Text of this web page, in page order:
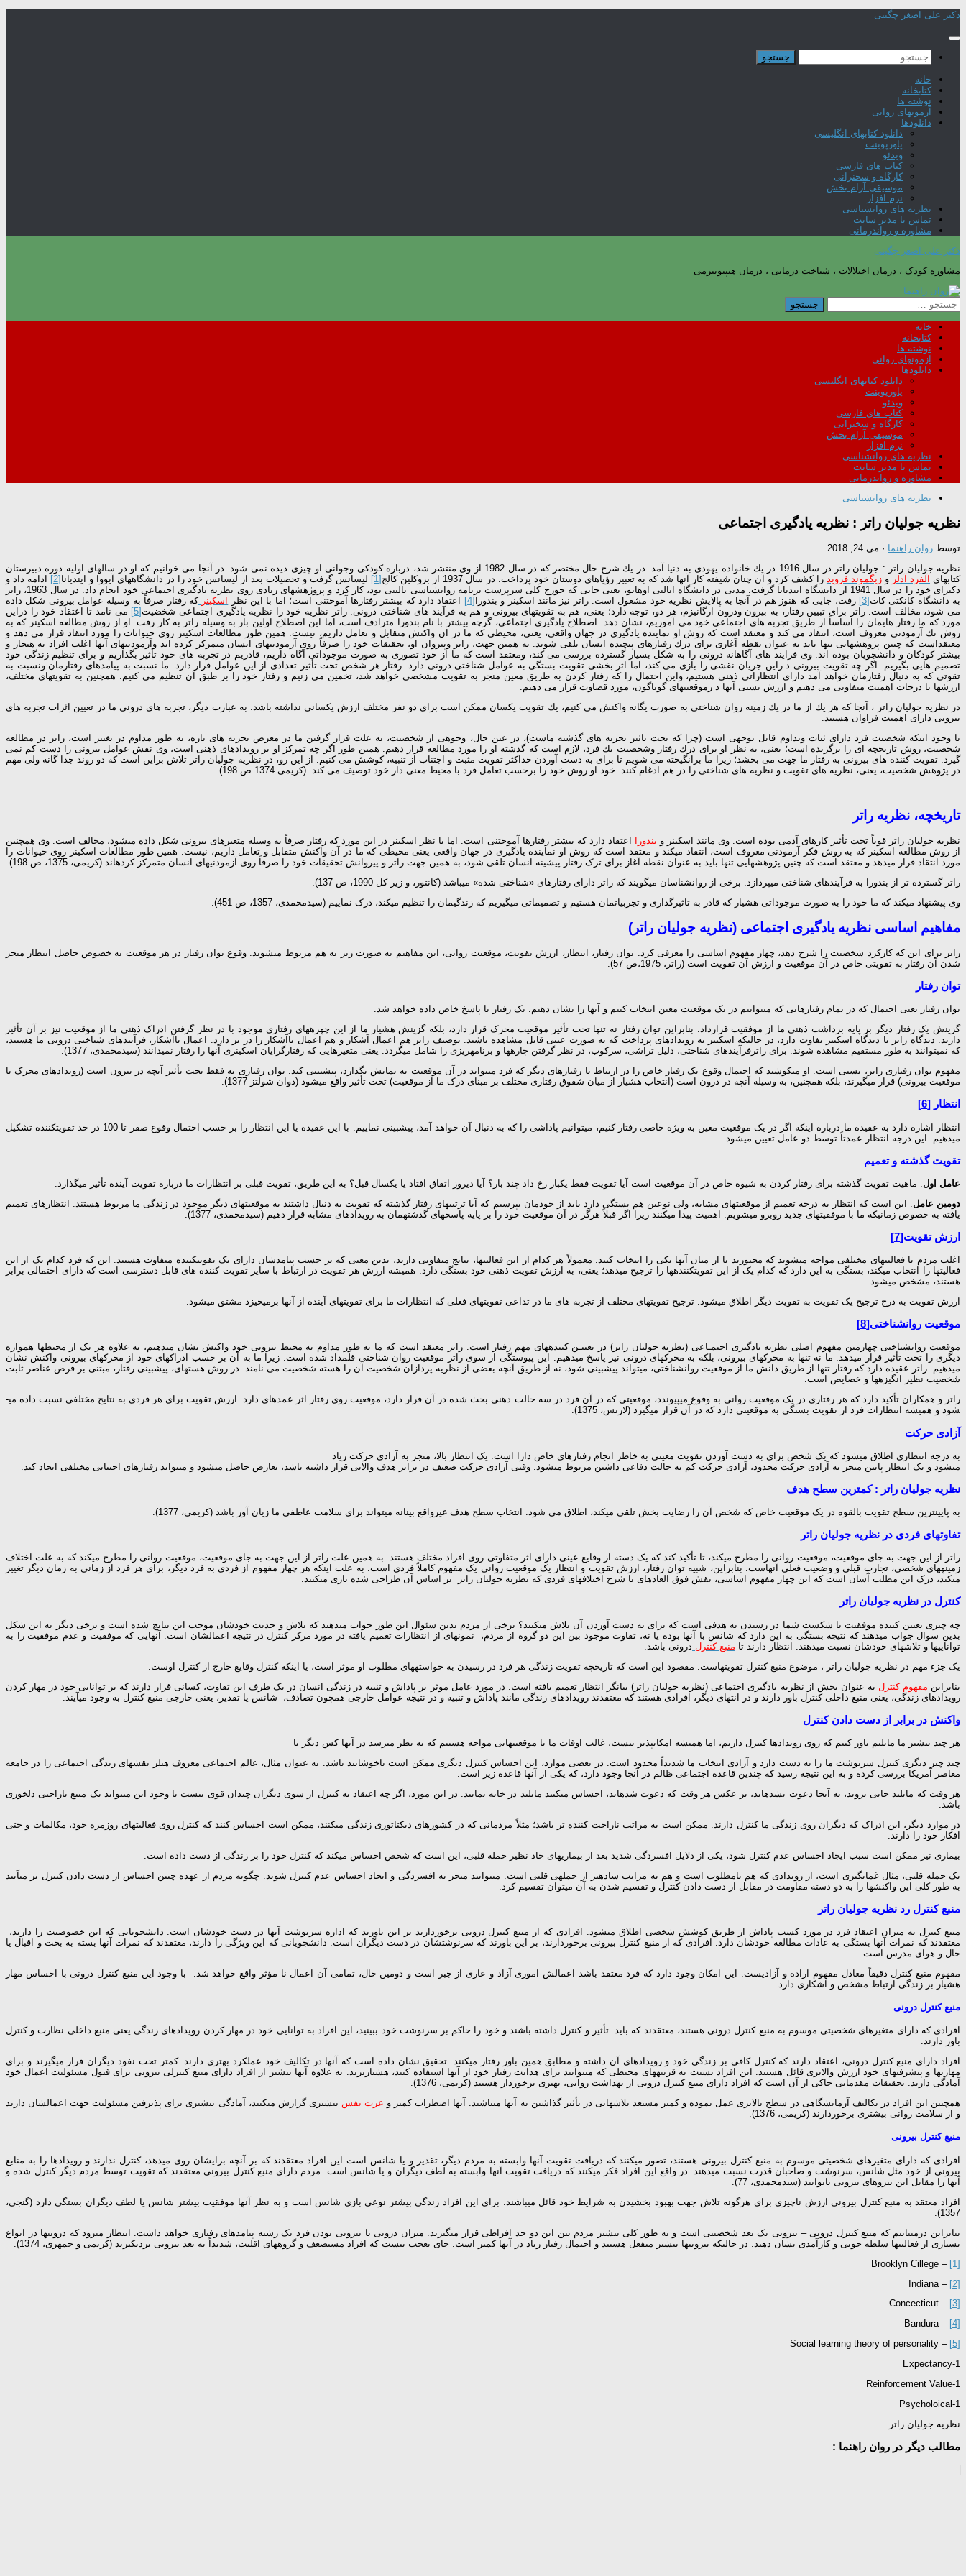
Skip
content
دکتر علی اصغر چگینی
جستجو
برای:
خانه
کتابخانه
نوشته ها
آزمونهای روانی
دانلودها
دانلود کتابهای انگلیسی
پاورپوینت
ویدئو
کتاب های فارسی
کارگاه و سخنرانی
موسیقی آرام بخش
نرم افزار
نظریه های روانشناسی
تماس با مدیر سایت
مشاوره و رواندرمانی
دکتر علی اصغر چگینی
مشاوره کودک ، درمان اختلالات ، شناخت درمانی ، درمان هیپنوتیزمی
جستجو
برای:
خانه
کتابخانه
نوشته ها
آزمونهای روانی
دانلودها
دانلود کتابهای انگلیسی
پاورپوینت
ویدئو
کتاب های فارسی
کارگاه و سخنرانی
موسیقی آرام بخش
نرم افزار
نظریه های روانشناسی
تماس با مدیر سایت
مشاوره و رواندرمانی
نظریه های روانشناسی
نظریه جولیان راتر : نظریه یادگیری اجتماعی
توسط روان راهنما · می 24, 2018
نظریه جولیان راتر : جولیان راتر در سال 1916 در یك خانواده یهودی به دنیا آمد. در یك شرح حال مختصر كه در سال 1982 از وی منتشر شد، درباره كودكی وجوانی او چیزی دیده نمی شود. در آنجا می خوانیم كه او در سالهای اولیه دوره دبیرستان
كتابهای
آلفرد آدلر وزیگموند فروید را كشف كرد و آن چنان شیفته كار آنها شد كه به تعبیر رؤیاهای دوستان خود پرداخت. در سال 1937 از بروكلین كالج [1] لیسانس گرفت و تحصیلات بعد از لیسانس خود را در دانشگاههای آیووا و ایندیانا [2]
ادامه داد و
دكترای خود را در سال 1941 از دانشگاه ایندیانا گرفت. مدتی در دانشگاه ایالتی اوهایو، یعنی جایی كه جورج كلی سرپرست برنامه روانشناسی بالینی بود، كار كرد و پروژهشهای زیادی روی نظریه یادگیری اجتماعی خود انجام داد. در سال 1963، راتر
به دانشگاه كانكتی كات[3] رفت، جایی كه هنوز هم در آنجا به پالایش نظریه خود مشغول است. راتر نیز مانند اسكینر و بندورا [4] اعتقاد دارد كه بیشتر رفتارها آموختنی است؛ اما با این نظر اسكینر كه رفتار صرفاً به وسیله عوامل بیرونی شكل داده
می شود، مخالف است. راتر برای تبیین رفتار، به بیرون ودرون ارگانیزم، هر دو، توجه دارد؛ یعنی، هم به تقویتهای بیرونی و هم به فرآیند های شناختی درونی. راتر نظریه خود را نظریه یادگیری اجتماعی شخضیت[5]
می نامد تا اعتقاد خود را دراین
مورد كه ما رفتار هایمان را اساساً از طریق تجربه های اجتماعی خود می آموزیم، نشان دهد. اصطلاح یادگیری اجتماعی، گرچه بیشتر با نام بندورا مترادف است، اما این اصطلاح اولین بار به وسیله راتر به كار رفت. او از روش مطالعه اسكینر كه به
روش تك آزمودنی معروف است، انتقاد می كند و معتقد است كه روش او نماینده یادگیری در جهان واقعی، یعنی، محیطی كه ما در ان واكنش متقابل و تعامل داریم، نیست. همین طور مطالعات اسكینر روی حیوانات را مورد انتقاد قرار می دهد و
معتقداست كه چنین پژوهشهایی تنها باید به عنوان نقطه آغازی برای درك رفتارهای پیچیده انسان تلقی شوند. به همین جهت، راتر وپیروان او، تحقیقات خود را صرفاً روی آزمودنیهای انسان متمركز كرده اند وآزمودنیهای آنها اغلب افراد به هنجار و
بیشتر كودكان و دانشجویان بوده اند. وی فرایند های آگاهانه درونی را به شكل بسیار گسترده بررسی می كند، ومعتقد است كه ما از خود تصوری به صورت موجوداتی آگاه داریم، قادریم در تجربه های خود تأثیر بگذاریم و برای تنظیم زندگی خود
تصمیم هایی بگیریم. اگر چه تقویت بیرونی د راین جریان نقشی را بازی می كند، اما اثر بخشی تقویت بستگی به عوامل شناختی درونی دارد. رفتار هر شخص تحت تأثیر تعدادی از این عوامل قرار دارد. ما نسبت به پیامدهای رفتارمان ونسبت به
تقوتی كه به دنبال رفتارمان خواهد آمد دارای انتظاراتی ذهنی هستیم، واین احتمال را كه رفتار كردن به طریق معین منجر به تقویت مشخصی خواهد شد، تخمین می زنیم و رفتار خود را بر طبق آن تنظیم می كنیم. همچنین به تقویتهای مختلف،
ارزشها یا درجات اهمیت متفاوتی می دهیم و ارزش نسبی آنها د رموقعیتهای گوناگون، مورد قضاوت قرار می دهیم.
در نظریه جولیان راتر ، آنجا كه هر یك از ما در یك زمینه روان شناختی به صورت یگانه واكنش می كنیم، یك تقویت یكسان ممكن است برای دو نفر مختلف ارزش یكسانی نداشته باشد. به عبارت دیگر، تجربه های درونی ما در تعیین اثرات تجربه های
بیرونی دارای اهمیت فراوان هستند.
با وجود اینكه شخصیت فرد دارای ثبات وتداوم قابل توجهی است (چرا كه تحت تاثیر تجربه های گذشته ماست)، در عین حال، وجوهی از شخصیت، به علت قرار گرفتن ما در معرض تجربه های تازه، به طور مداوم در تغییر است، راتر در مطالعه
شخصیت، روش تاریخچه ای را برگزیده است؛ یعنی، به نظر او برای درك رفتار وشخصیت یك فرد، لازم است كه گذشته او را مورد مطالعه قرار دهیم. همین طور اگر چه تمركز او بر رویدادهای ذهنی است، وی نقش عوامل بیرونی را دست كم نمی
گیرد. تقویت كننده های بیرونی به رفتار ما جهت می بخشد؛ زیرا ما برانگیخته می شویم تا برای به دست آوردن حداكثر تقویت مثبت و اجتناب از تنبیه، كوشش می كنیم. از این رو، در نظریه جولیان راتر تلاش براین است كه دو روند جدا گانه ولی مهم
در پژوهش شخصیت، یعنی، نظریه های تقویت و نظریه های شناختی را در هم ادغام كنند. خود او روش خود را برحسب تعامل فرد با محیط معنی دار خود توصیف می كند. (كریمی 1374 ص 198)
تاریخچه، نظریه راتر
نظریه جولیان راتر قویاً تحت تأثیر کارهای آدمی بوده است. وی مانند اسکینر و بندورا
اعتقاد دارد که بیشتر رفتارها آموختنی است. اما با نظر اسکینر در این مورد که رفتار صرفاً به وسیله متغیرهای بیرونی شکل داده می­شود، مخالف است. وی همچنین
از روش مطالعه اسکینر که به روش فکر آزمودنی معروف است، انتقاد می­کند و معتقد است که روش او نماینده یادگیری در جهان واقعی یعنی محیطی که ما در آن واکنش متقابل و تعامل داریم، نیست. همین طور مطالعات اسکینر روی حیوانات را
مورد انتقاد قرار می­دهد و معتقد است که چنین پژوهش­هایی تنها باید به عنوان نقطه آغاز برای ترک رفتار پیشینه انسان تلقی شود، به همین جهت راتر و پیروانش تحقیقات خود را صرفاً روی آزمودنی­های انسان متمرکز کرد­ه­اند (کریمی، 1375، ص 198).
راتر گسترده­ تر از بندورا به فرآیندهای شناختی می­پردازد. برخی از روانشناسان می­گویند که راتر دارای رفتارهای «شناختی­ شده» می­باشد (کانتور، و زیر کل 1990، ص 137).
وی پیشنهاد می­کند که ما خود را به صورت موجوداتی هشیار که قادر به تاثیرگذاری و تجربیات­مان هستیم و تصمیماتی می­گیریم که زندگی­مان را تنظیم می­کند، درک ­نماییم (سیدمحمدی، 1357، ص 451).
مفاهیم اساسی نظریه یادگیری اجتماعی (نظریه جولیان راتر)
راتر برای این که کارکرد شخصیت را شرح دهد، چهار مفهوم اساسی را معرفی کرد. توان رفتار، انتظار، ارزش تقویت، موقعیت روانی، این مفاهیم به صورت زیر به هم مربوط می­شوند. وقوع توان رفتار در هر موقعیت به خصوص حاصل انتظار منجر
شدن آن رفتار به تقویتی خاص در آن موقعیت و ارزش آن تقویت است (راتر، 1975،ص 57).
توان رفتار
توان رفتار یعنی احتمال که در تمام رفتارهایی که می­توانیم در یک موقعیت معین انتخاب کنیم و آن­ها را نشان دهیم. یک رفتار یا پاسخ خاص داده خواهد شد.
گزینش یک رفتار دیگر بر پایه برداشت ذهنی ما از موفقیت قرارداد. بنابراین توان رفتار نه تنها تحت تأثیر موقعیت محرک قرار دارد، بلکه گزینش هشیار ما از این چهره­های رفتاری موجود با در نظر گرفتن ادراک ذهنی ما از موقعیت نیز بر آن تأثیر
دارند. دیدگاه راتر با دیدگاه اسکینر تفاوت دارد، در حالی­که اسکینر به رویدادهای پرداخت که به صورت عینی قابل مشاهده باشند. توصیف راتر هم اعمال آشکار و هم اعمال ناآشکار را در بر دارد. اعمال ناآشکار، فرآیندهای شناختی درونی ما هستند،
که نمی­توانند به طور مستقیم مشاهده شوند. برای راترفرآیندهای شناختی، دلیل تراشی، سرکوب، در نظر گرفتن چاره­ها و برنامه­ریزی را شامل می­گردد. یعنی متغیرهایی که رفتارگرایان اسکینری آن­ها را رفتار نمی­دانند (سیدمحمدی، 1377).
مفهوم توان رفتاری راتر، نسبی است. او می­کوشند که احتمال وقوع یک رفتار خاص را در ارتباط با رفتارهای دیگر که فرد می­تواند در آن موقعیت به نمایش بگذارد، پیش­بینی کند. توان رفتاری نه فقط تحت تأثیر آن­چه در بیرون است (رویدادهای محرک یا
موقعیت بیرونی) قرار می­گیرند، بلکه همچنین، به وسیله آن­چه در درون است (انتخاب هشیار از میان شقوق رفتاری مختلف بر مبنای درک ما از موقعیت) تحت تأثیر واقع می­شود (دوان شولتز 1377).
انتظار [6]
انتظار اشاره دارد به عقیده ما درباره این­که اگر در یک موقعیت معین به ویژه خاصی رفتار کنیم، می­توانیم پاداشی را که به دنبال آن خواهد آمد، پیش­بینی نماییم. با این عقیده یا این انتظار را بر حسب احتمال وقوع صفر تا 100 در حد تقویت­کننده تشکیل
می­دهیم. این درجه انتظار عمدتاً توسط دو عامل تعیین می­شود.
تقویت گذشته و تعمیم
عامل اول: ماهیت تقویت گذشته برای رفتار کردن به شیوه خاص در آن موقعیت است آیا تقویت فقط یکبار رخ داد چند بار؟ آیا دیروز اتفاق افتاد یا یکسال قبل؟ به این طریق، تقویت قبلی بر انتظارات ما درباره تقویت آینده تأثیر می­گذارد.
دومین عامل: این است که انتظار به درجه تعمیم از موقعیت­های مشابه، ولی نوعین هم بستگی دارد باید از خودمان بپرسیم که آیا ترتیب­های رفتار گذشته که تقویت به دنبال داشتند به موقعیت­های دیگر موجود در زندگی ما مربوط هستند. انتظارهای تعمیم
یافته به خصوص زمانی­که ما با موفقیت­های جدید روبرو می­شویم. اهمیت پیدا می­کنند زیرا اگر قبلاً هرگز در آن موقعیت خود را بر پایه پاسخ­های گذشته­مان به رویدادهای مشابه قرار دهیم (سیدمحمدی، 1377).
ارزش تقویت[7]
اغلب مردم با فعالیت­های مختلفی مواجه می­شوند که مجبورند تا از میان آن­ها یکی را انتخاب کنند. معمولاً هر کدام از این فعالیت­ها، نتایج متفاوتی دارند، بدین معنی که بر حسب پیامدشان دارای یک تقویت­کننده متفاوت هستند. این که فرد کدام یک از این
فعالیت­ها را انتخاب می­کند، بستگی به این دارد که کدام یک از این تقویت­کننده­ها را ترجیح می­دهد؛ یعنی، به ارزش تقویت ذهنی خود بستگی دارد. همیشه ارزش هر تقویت در ارتباط با سایر تقویت­ کننده­ های قابل دسترسی است که دارای احتمالی برابر
هستند، مشخص می­شود.
ارزش تقویت به درج ترجیح یک تقویت به تقویت دیگر اطلاق می­شود. ترجیح تقویت­های مختلف از تجربه­ های ما در تداعی تقویت­های فعلی که انتظارات ما برای تقویت­های آینده از آن­ها بر­می­خیزد مشتق می­شود.
موقعیت روان­شناختی[8]
موقعیت روان­شناختی چهارمین مفهوم اصلی نظریه یادگیری اجتمـاعی (نظریه جولیان راتر) در تعییـن کننده­های مهم ­رفتار است. راتر معتقد است که ما به طور مداوم به محیط بیرونی خود واکنش نشان می­دهیم، به علاوه هر یک از محیط­ها همواره
دیگری را تحت تأثیر قرار می­دهد. ما نه تنها به محرک­های بیرونی، بلکه به محرک­های درونی نیز پاسخ می­دهیم. این پیوستگی از سوی راتر موقعیت روان شناختی قلمداد شده است. زیرا ما به آن بر حسب ادراک­های خود از محرک­های بیرونی واکنش نشان
می­دهیم. راتر عقیده دارد که رفتار تنها از طریق دانش ما از موقعیت روان­شناختی، می­تواند پیش­بینی شود، نه از طریق آن­چه بعضی از نظریه پردازان شخصیت آن را هسته شخصیت می نامند. در روش هسته­ای، پیش­بینی رفتار، مبتنی بر فرض عناصر ثابت
شخصیت نظیر انگیزه­ها و خصایص است.
راتر و همکاران تأکید دارد که هر رفتاری در یک موقعیت روانی به وقوع می­پیوندد، موقعیتی که در آن فرد در سه حالت ذهنی بحث شده در آن قرار دارد، موقعیت روی رفتار اثر عمده­ای دارد. ارزش تقویت برای هر فردی به نتایج مختلفی نسبت داده می­
شود و همیشه انتظارات فرد از تقویت بستگی به موقعیتی دارد که در آن قرار می­گیرد (لارنس، 1375).
آزادی حرکت
به درجه انتظاری اطلاق می­شود که یک شخص برای به دست آوردن تقویت معینی به خاطر انجام رفتارهای خاص دارا است. یک انتظار بالا، منجر به آزادی حرکت زیاد
می­شود و یک انتظار پایین منجر به آزادی حرکت محدود، آزادی حرکت کم به حالت دفاعی داشتن مربوط می­شود. وقتی آزادی حرکت ضعیف در برابر هدف والایی قرار داشته باشد، تعارض حاصل می­شود و می­تواند رفتارهای اجتنابی مختلفی ایجاد کند.
نظریه جولیان راتر : کمترین سطح هدف
به پایین­ترین سطح تقویت بالقوه در یک موقعیت خاص که شخص آن را رضایت بخش تلقی می­کند، اطلاق می شود. انتخاب سطح هدف غیرواقع بینانه می­تواند برای سلامت عاطفی ما زیان ­آور باشد (کریمی، 1377).
تفاوت­های فردی در نظریه جولیان راتر
راتر از این جهت به جای موقعیت، موقعیت روانی را مطرح می­کند، تا تأکید کند که یک دسته از وقایع عینی دارای اثر متفاوتی روی افراد مختلف هستند. به همین علت راتر از این جهت به جای موقعیت، موقعیت روانی را مطرح می­کند که به علت اختلاف
زمینه­های شخصی، تجارب قبلی و وضعیت فعلی آن­هاست. بنابراین، شبیه توان رفتار، ارزش تقویت و انتظار یک موقعیت روانی یک مفهوم کاملاً فردی است. به علت این­که هر چهار مفهوم از فردی به فرد دیگر، برای هر فرد از زمانی به زمان دیگر تغییر
می­کند، درک این مطلب آسان است که این چهار مفهوم اساسی، نقش فوق العاده­ای با شرح اختلاف­های فردی که نظریه جولیان راتر بر اساس آن طراحی شده بازی می­کنند.
کنترل در نظریه جولیان راتر
چه چیزی تعیین­ کننده موفقیت یا شکست شما در رسیدن به هدفی است که برای به دست آوردن آن تلاش می­کنید؟ برخی از مردم بدین سئوال این طور جواب می­دهند که تلاش و جدیت خودشان موجب این نتایج شده است و برخی دیگر به این شکل
بدین سوال جواب می­دهند که نتیجه بستگی به این دارد که شانس با آن­ها بوده یا نه، تفاوت موجود بین این دو گروه از مردم، نمونه­ای از انتظارات تعمیم یافته در مورد مرکز کنترل در نتیجه اعمال­شان است. آن­هایی که موفقیت و عدم موفقیت را به
توانایی­ها و تلاش­های خودشان نسبت می­دهند. انتظار دارند تا منبع کنترل درونی باشد.
یک جزء مهم در نظریه جولیان راتر ، موضوع منبع کنترل تقویت­هاست. مقصود این است که تاریخچه تقویت زندگی هر فرد در رسیدن به خواسته­های مطلوب او موثر است، یا این­که کنترل وقایع خارج از کنترل اوست.
بنابراین مفهوم کنترل به عنوان بخش از نظریه یادگیری اجتماعی (نظریه جولیان راتر) بیانگر انتظار تعمیم یافته است. در مورد عامل موثر بر پاداش و تنبیه در زندگی انسان در یک طرف این تفاوت، کسانی قرار دارند که بر توانایی خود در مهار کردن
رویدادهای زندگی، یعنی منبع داخلی کنترل باور دارند و در انتهای دیگر، افرادی هستند که معتقدند رویدادهای زندگی مانند پاداش و تنبیه و در نتیجه عوامل خارجی همچون تصادف، شانس یا تقدیر، یعنی خارجی منبع کنترل به وجود می­آیند.
واکنش در برابر از دست دادن کنترل
هر چند بیشتر ما مایلیم باور کنیم که روی رویدادها کنترل داریم، اما همیشه امکان­پذیر نیست، غالب اوقات ما با موقعیت­هایی مواجه هستیم که به نظر می­رسد در آن­ها کس دیگر یا
چند چیز دیگری کنترل سرنوشت ما را به دست دارد و آزادی انتخاب ما شدیداً محدود است. در بعضی موارد، این احساس کنترل دیگری ممکن است ناخوشایند باشد. به عنوان مثال، عالم اجتماعی معروف هیلز نقش­های زندگی اجتماعی را در جامعه
معاصر آمریکا بررسی کرده و به این نتیجه رسید که چندین قاعده اجتماعی ظالم در آن­جا وجود دارد، که یکی از آن­ها قاعده زیر است.
هر وقت که مایلید جایی بروید، به آن­جا دعوت نشده­اید، بر عکس هر وقت که دعوت شده­اید، احساس می­کنید مایلید در خانه بمانید. در این مورد، اگر چه اعتقاد به کنترل از سوی دیگران چندان قوی نیست با وجود این می­تواند یک منبع ناراحتی دلخوری
باشد.
در موارد دیگر، این ادراک که دیگران روی زندگی ما کنترل دارند. ممکن است به مراتب ناراحت کننده تر باشد؛ مثلاً مردمانی که در کشورهای دیکتاتوری زندگی می­کنند، ممکن است احساس کنند که کنترل روی فعالیت­های روزمره خود، مکالمات و حتی
افکار خود را دارند.
بیماری نیز ممکن است سبب ایجاد احساس عدم کنترل شود، یکی از دلایل افسردگی شدید بعد از بیماری­های حاد نظیر حمله قلبی، این است که شخص احساس می­کند که کنترل خود را بر زندگی از دست داده است.
یک حمله قلبی، مثال غم­انگیزی است، از رویدادی که هم نامطلوب است و هم به مراتب ساده­تر از حمله­ی قلبی است. می­توانند منجر به افسردگی و ایجاد احساس عدم کنترل شوند. چگونه مردم از عهده چنین احساس از دست دادن کنترل بر می­آیند
به طور کلی این واکنش­ها را به دو دسته مقاومت در مقابل از دست دادن کنترل و تقسیم شدن به آن می­توان تقسیم کرد.
منبع کنترل رد نظریه جولیان راتر
منبع کنترل به میزان اعتقاد فرد در مورد کسب پاداش از طریق کوشش شخصی اطلاق می­شود. افرادی که از منبع کنترل درونی برخوردارند بر این باورند که اداره سرنوشت آن­ها در دست خودشان است. دانشجویانی که این خصوصیت را دارند،
معتقدند که نمرات آن­ها بستگی به عادات مطالعه خودشان دارد. افرادی که از منبع کنترل بیرونی برخوردارند، بر این باورند که سرنوشت­شان در دست دیگران است. دانشجویانی که این ویژگی را دارند، معتقدند که نمرات آن­ها بسته به بخت و اقبال یا
حال و هوای مدرس است.
مفهوم منبع کنترل دقیقاً معادل مفهوم اراده و آزادیست. این امکان وجود دارد که فرد معتقد باشد اعمالش اموری آزاد و عاری از جبر است و دومین حال، تمامی آن اعمال نا مؤثر واقع خواهد شد. با وجود این منبع کنترل درونی با احساس مهار
هشیار بر زندگی ارتباط مشخص و آشکاری دارد.
منبع کنترل درونی
افرادی که دارای متغیرهای شخصیتی موسوم به منبع کنترل درونی هستند، معتقدند که باید تأثیر و کنترل داشته باشند و خود را حاکم بر سرنوشت خود ببینید، این افراد به توانایی خود در مهار کردن رویدادهای زندگی یعنی منبع داخلی نظارت و کنترل
باور دارند.
افراد دارای منبع کنترل درونی، اعتقاد دارند که کنترل کافی بر زندگی خود و رویدادهای آن داشته و مطابق همین باور رفتار می­کنند. تحقیق نشان داده است که آن­ها در تکالیف خود عملکرد بهتری دارند. کمتر تحت نفوذ دیگران قرار می­گیرند و برای
مهارت­ها و پیشرفت­های خود ارزش والاتری قائل هستند. این افراد نسبت به قرینه­های محیطی که می­توانند برای هدایت رفتار خود از آن­ها استفاده کنند، هشیارترند. به علاوه آن­ها بیشتر از افراد دارای منبع کنترلی بیرونی برای قبول مسئولیت اعمال خود
آمادگی دارند. تحقیقات مقدماتی حاکی از آن است که افراد دارای منبع کنترل درونی از بهداشت روانی، بهتری برخوردار هستند (کریمی، 1376).
همچنین این افراد در تکالیف آزمایشگاهی در سطح بالاتری عمل نموده و کمتر مستعد تلاش­هایی در تأثیر گذاشتن به آن­ها می­باشند. آن­ها اضطراب کمتر و عزت نفس بیشتری گزارش می­کنند، آمادگی بیشتری برای پذیرفتن مسئولیت جهت اعمالشان دارند
و از سلامت روانی بیشتری برخوردارند (کریمی، 1376).
منبع کنترل بیرونی
افرادی که دارای متغیرهای شخصیتی موسوم به منبع کنترل بیرونی هستند، تصور می­کنند که دریافت تقویت آن­ها وابسته به مردم دیگر، تقدیر و یا شانس است این افراد معتقدند که بر آن­چه برایشان روی می­دهد، کنترل ندارند و رویدادها را به منابع
بیرونی از خود مثل شانس، سرنوشت و صاحبان قدرت نسبت می­دهند. در واقع این افراد فکر می­کنند که دریافت تقویت آن­ها وابسته به لطف دیگران و یا شانس است. مردم دارای منبع کنترل بیرونی معتقدند که تقویت توسط مردم دیگر کنترل شده و
آن­ها را مقابل این نیروهای بیرونی ناتوانند (سیدمحمدی، 77).
افراد معتقد به منبع کنترل بیرونی ارزش ناچیزی برای هرگونه تلاش جهت بهبود بخشیدن به شرایط خود قائل می­باشند. برای این افراد زندگی بیشتر نوعی بازی شانس است و به نظر آن­ها موفقیت بیشتر شانس یا لطف دیگران بستگی دارد (گنجی،
1357).
بنابراین درمی­یابیم که منبع کنترل درونی – بیرونی یک بعد شخصیتی است و به طور کلی بیشتر مردم بین این دو حد افراطی قرار می­گیرند. میزان درونی یا بیرونی بودن فرد یک رشته پیامدهای رفتاری خواهد داشت. انتظار می­رود که درونی­ها در انواع
بسیاری از فعالیت­ها سلطه­ جویی و کارآمدی نشان دهند. در حالی­که بیرونی­ها بیشتر منفعل هستند و احتمال رفتار زیاد در آن­ها کمتر است. جای تعجب نیست که افراد مستضعف و گروه­های اقلیت، شدیداً به بعد بیرونی نزدیک­ترند (کریمی و جمهری، 1374).
[1]
– Brooklyn Cillege
[2]
– Indiana
[3]
– Concecticut
[4]
– Bandura
[5]
– Social learning theory of personality
1-Expectancy
1-Reinforcement Value
1-Psycholoical
نظریه جولیان راتر
مطالب دیگر در روان راهنما :